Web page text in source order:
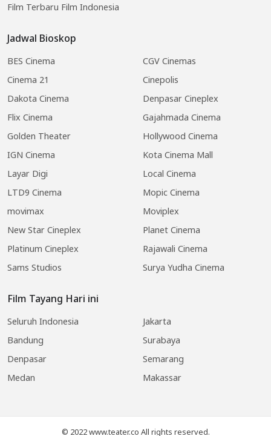
Film Terbaru Film Indonesia
Jadwal Bioskop
BES Cinema
CGV Cinemas
Cinema 21
Cinepolis
Dakota Cinema
Denpasar Cineplex
Flix Cinema
Gajahmada Cinema
Golden Theater
Hollywood Cinema
IGN Cinema
Kota Cinema Mall
Layar Digi
Local Cinema
LTD9 Cinema
Mopic Cinema
movimax
Moviplex
New Star Cineplex
Planet Cinema
Platinum Cineplex
Rajawali Cinema
Sams Studios
Surya Yudha Cinema
Film Tayang Hari ini
Seluruh Indonesia
Jakarta
Bandung
Surabaya
Denpasar
Semarang
Medan
Makassar
© 2022 www.teater.co All rights reserved.